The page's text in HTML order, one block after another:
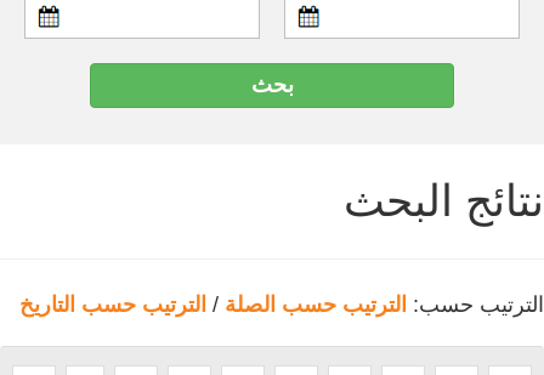
نتائج البحث
الترتيب حسب: الترتيب حسب الصلة / الترتيب حسب التاريخ